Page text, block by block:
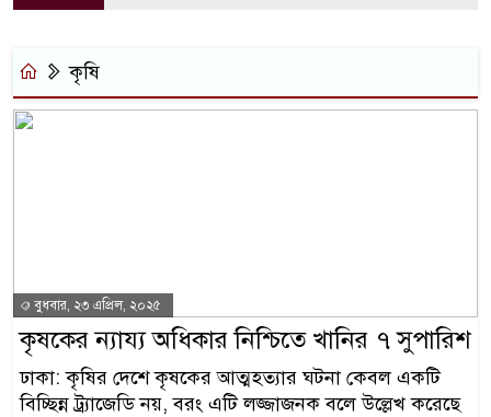
কৃষি
বুধবার, ২৩ এপ্রিল, ২০২৫
কৃষকের ন্যায্য অধিকার নিশ্চিতে খানির ৭ সুপারিশ
ঢাকা: কৃষির দেশে কৃষকের আত্মহত্যার ঘটনা কেবল একটি
বিচ্ছিন্ন ট্র্যাজেডি নয়, বরং এটি লজ্জাজনক বলে উল্লেখ করেছে